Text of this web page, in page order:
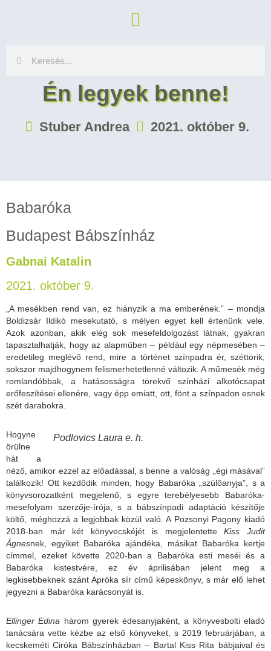
Én legyek benne!
Stuber Andrea 2021. október 9.
Babaróka
Budapest Bábszínház
Gabnai Katalin
2021. október 9.
„A mesékben rend van, ez hiányzik a ma emberének.” – mondja
Boldizsár Ildikó mesekutató, s mélyen egyet kell értenünk vele.
Azok azonban, akik elég sok mesefeldolgozást látnak, gyakran
tapasztalhatják, hogy az alapműben – például egy népmesében –
eredetileg meglévő rend, mire a történet színpadra ér, széttörik,
sokszor majdhogynem felismerhetetlenné változik. A műmesék még
romlandóbbak, a hatásosságra törekvő színházi alkotócsapat
erőfeszítései ellenére, vagy épp emiatt, ott, fönt a színpadon esnek
szét darabokra.
Podlovics Laura e. h.
Hogyne
örülne
hát a
néző, amikor ezzel az előadással, s benne a valóság „égi másával”
találkozik! Ott kezdődik minden, hogy Babaróka „szülőanyja”, s a
könyvsorozatként megjelenő, s egyre terebélyesebb Babaróka-
mesefolyam szerzője-írója, s a bábszínpadi adaptáció készítője
költő, méghozzá a legjobbak közül való. A Pozsonyi Pagony kiadó
2018-ban már két könyvecskéjét is megjelentetteKiss Judit
Ágnesnek, egyiket Babaróka ajándéka, másikat Babaróka kertje
címmel, ezeket követte 2020-ban a Babaróka esti meséi és a
Babaróka kistestvére, ez év áprilisában jelent meg a
legkisebbeknek szánt Apróka sír című képeskönyv, s már elő lehet
jegyezni a Babaróka karácsonyát is.
Ellinger Edina három gyerek édesanyjaként, a könyvesbolti eladó
tanácsára vette kézbe az első könyveket, s 2019 februárjában, a
kecskeméti Ciróka Bábszínházban – Bartal Kiss Rita bábjaival és